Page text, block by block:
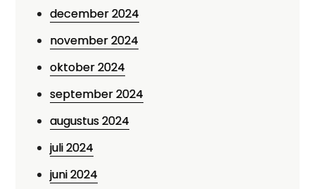
december 2024
november 2024
oktober 2024
september 2024
augustus 2024
juli 2024
juni 2024